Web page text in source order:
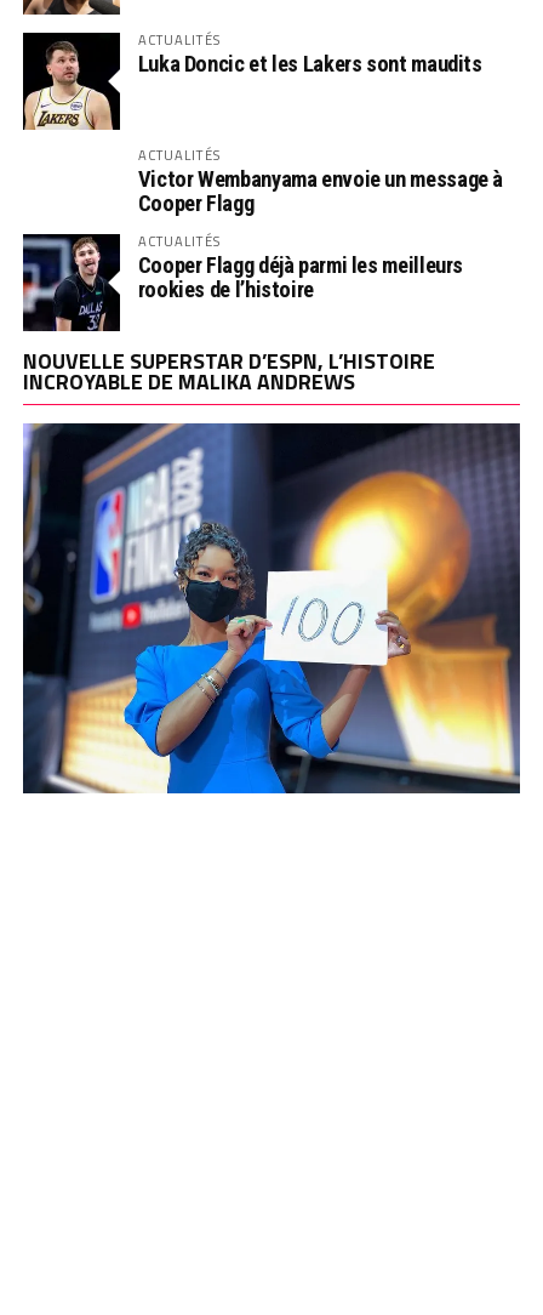
ACTUALITÉS
Luka Doncic et les Lakers sont maudits
ACTUALITÉS
Victor Wembanyama envoie un message à
Cooper Flagg
ACTUALITÉS
Cooper Flagg déjà parmi les meilleurs
rookies de l’histoire
NOUVELLE SUPERSTAR D’ESPN, L’HISTOIRE
INCROYABLE DE MALIKA ANDREWS